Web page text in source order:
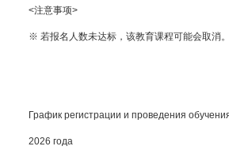
<注意事项>
※ 若报名人数未达标，该教育课程可能会取消
График регистрации и проведения
2026 года